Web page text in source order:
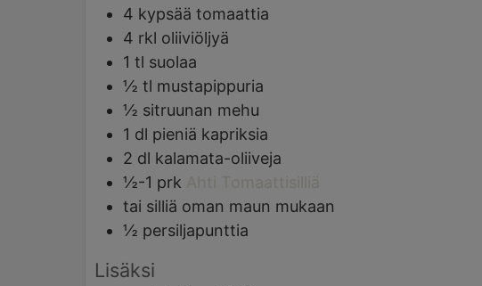
4 kypsää tomaattia
4 rkl oliiviöljyä
1 tl suolaa
½ tl mustapippuria
½ sitruunan mehu
1 dl pieniä kapriksia
2 dl kalamata-oliiveja
½-1 prk
tai silliä oman maun mukaan
½ persiljapunttia
Lisäksi